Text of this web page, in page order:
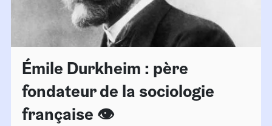
Émile Durkheim : père
fondateur de la sociologie
française 👁️